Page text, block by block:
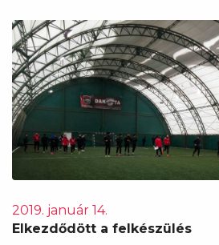
2019. január 14.
Elkezdődött a felkészülés